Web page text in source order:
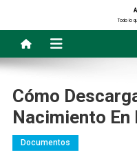
contenido
Todo lo
Cómo
Nacimiento En
Documentos